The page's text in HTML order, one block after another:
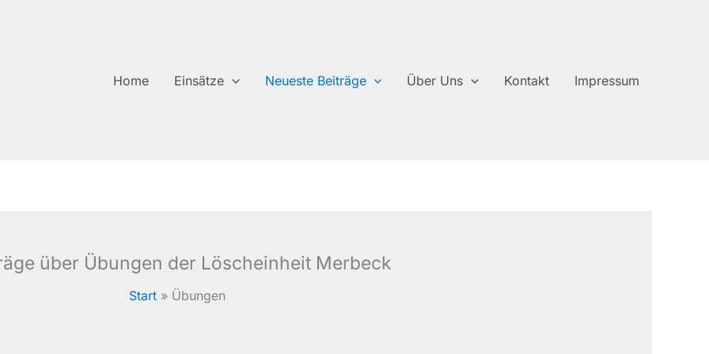
Home Einsätze Neueste Beiträge Über Uns Kontakt Impressum
über Übungen der Löscheinheit Merbeck
Start Übungen